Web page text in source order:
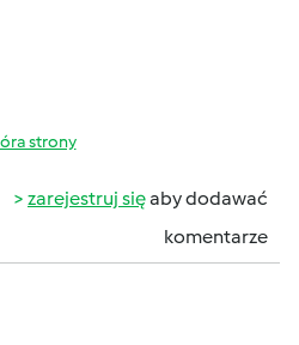
strony
zarejestruj sięaby dodawać
komentarze